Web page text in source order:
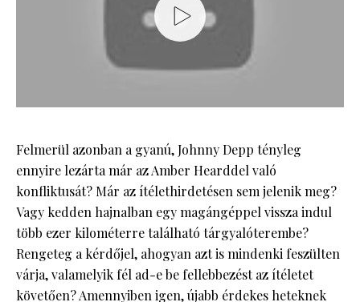
Felmerül azonban a gyanú, Johnny Depp tényleg
ennyire lezárta már az Amber Hearddel való
konfliktusát? Már az ítélethirdetésen sem jelenik meg?
Vagy kedden hajnalban egy magángéppel vissza indul
több ezer kilométerre található tárgyalóterembe?
Rengeteg a kérdőjel, ahogyan azt is mindenki feszülten
várja, valamelyik fél ad-e be fellebbezést az ítéletet
követően? Amennyiben igen, újabb érdekes heteknek